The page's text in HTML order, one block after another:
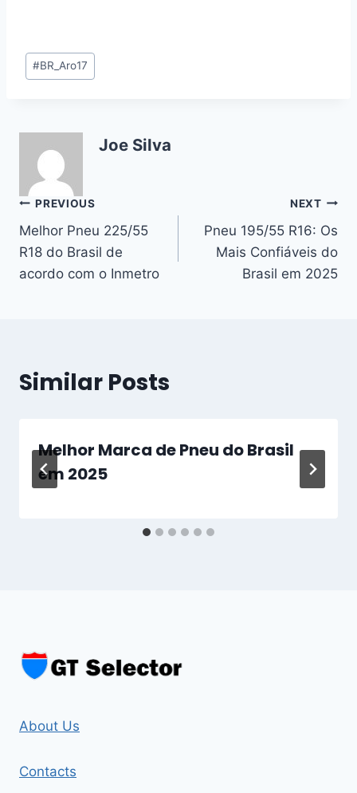
Post
Tags:
#BR_Aro17
Joe Silva
Post
navigation
PREVIOUS
Melhor Pneu 225/55
R18 do Brasil de
acordo com o Inmetro
NEXT
Pneu 195/55 R16: Os
Mais Confiáveis do
Brasil em 2025
Similar Posts
Melhor Marca de Pneu do Brasil
em 2025
About Us
Contacts